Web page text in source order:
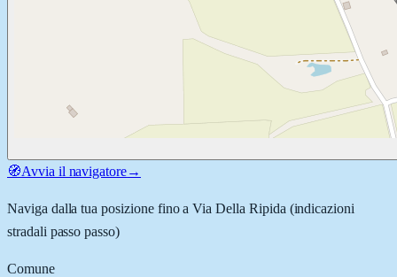
🧭Avvia il navigatore→
Naviga dalla tua posizione fino aVia Della Ripida (indicazioni
stradali passo passo)
Comune